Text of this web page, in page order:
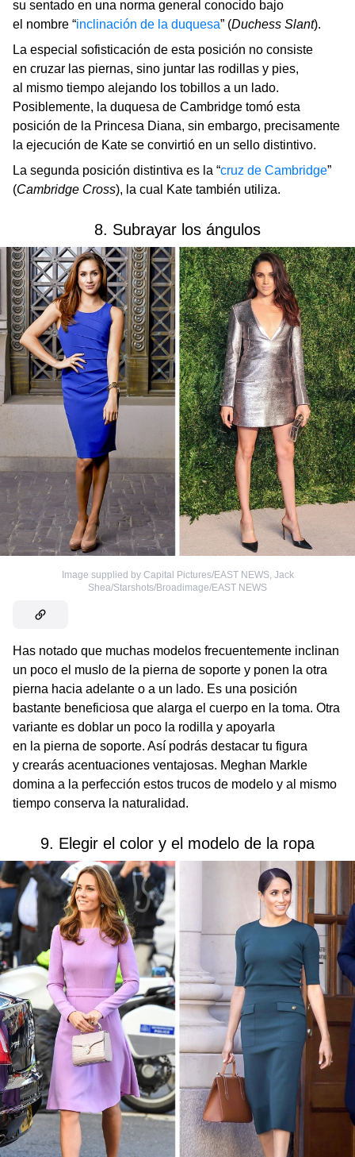
su sentado en una norma general conocido bajo
el nombre “inclinación de la duquesa” (Duchess Slant).
La especial sofisticación de esta posición no consiste
en cruzar las piernas, sino juntar las rodillas y pies,
al mismo tiempo alejando los tobillos a un lado.
Posiblemente, la duquesa de Cambridge tomó esta
posición de la Princesa Diana, sin embargo, precisamente
la ejecución de Kate se convirtió en un sello distintivo.
La segunda posición distintiva es la “cruz de Cambridge”
(Cambridge Cross), la cual Kate también utiliza.
8. Subrayar los ángulos
Image supplied by Capital Pictures/EAST NEWS, Jack
Shea/Starshots/Broadimage/EAST NEWS
Has notado que muchas modelos frecuentemente inclinan
un poco el muslo de la pierna de soporte y ponen la otra
pierna hacia adelante o a un lado. Es una posición
bastante beneficiosa que alarga el cuerpo en la toma. Otra
variante es doblar un poco la rodilla y apoyarla
en la pierna de soporte. Así podrás destacar tu figura
y crearás acentuaciones ventajosas. Meghan Markle
domina a la perfección estos trucos de modelo y al mismo
tiempo conserva la naturalidad.
9. Elegir el color y el modelo de la ropa